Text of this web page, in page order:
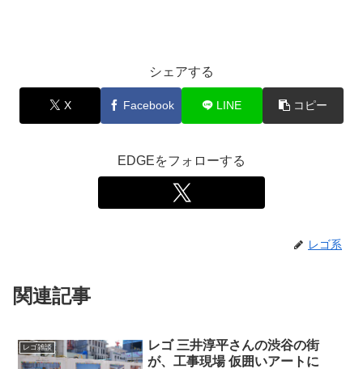
シェアする
X Facebook LINE コピー
EDGEをフォローする
レゴ系
関連記事
レゴ雑談
レゴ 三井淳平さんの渋谷の街
が、工事現場 仮囲いアートに